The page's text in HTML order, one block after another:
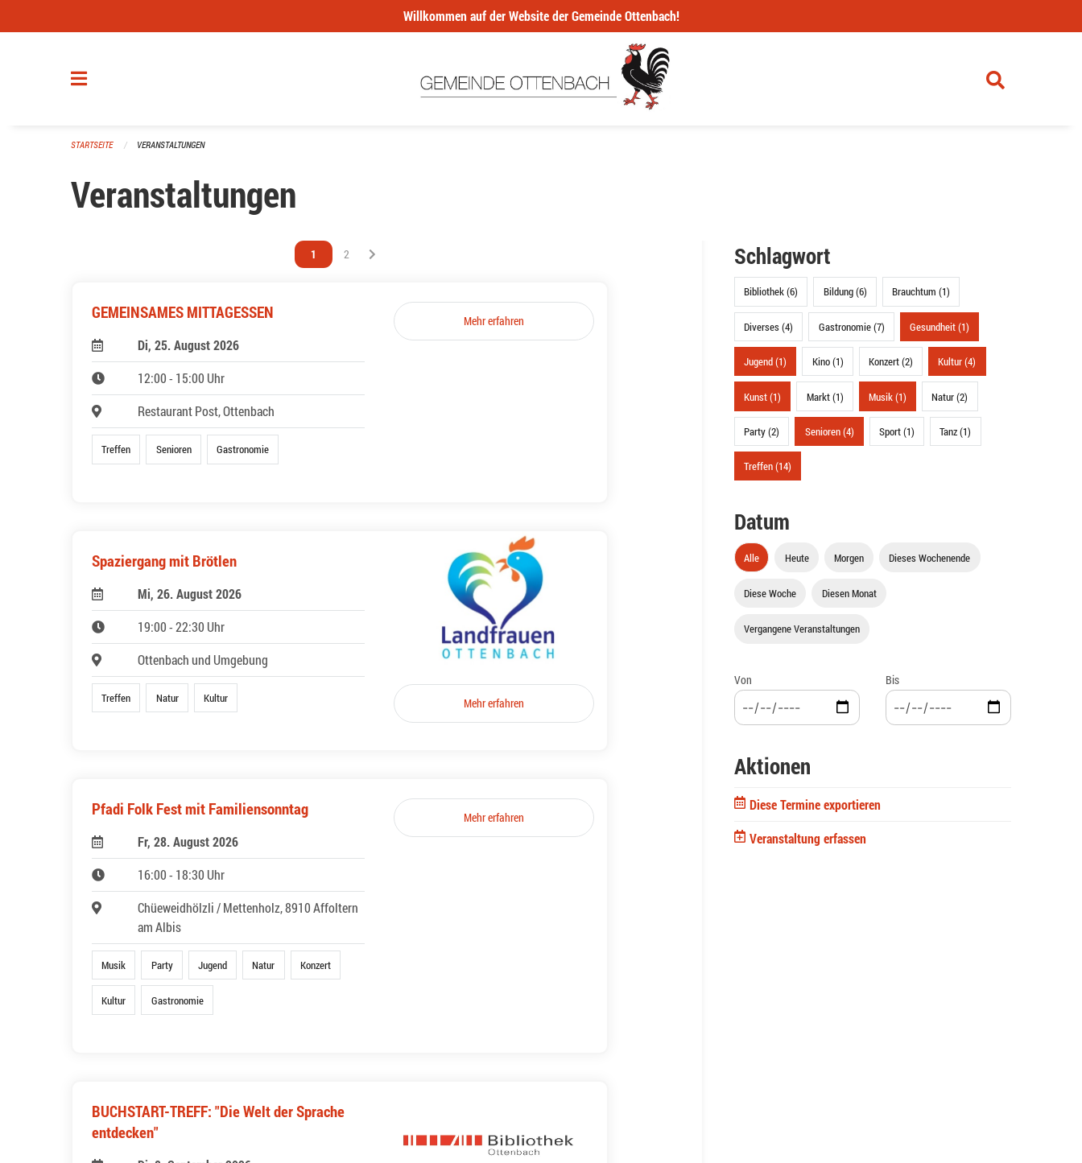
Willkommen auf der Website der Gemeinde Ottenbach!
STARTSEITE VERANSTALTUNGEN
Veranstaltungen
Vous êtes sur la page
1 Vous êtes sur la page
2
GEMEINSAMES MITTAGESSEN
Di, 25. August 2026
12:00 - 15:00 Uhr
Restaurant Post, Ottenbach
Treffen Senioren Gastronomie
Mehr erfahren
Spaziergang mit Brötlen
Mi, 26. August 2026
19:00 - 22:30 Uhr
Ottenbach und Umgebung
Treffen Natur Kultur Mehr erfahren
Pfadi Folk Fest mit Familiensonntag
Fr, 28. August 2026
16:00 - 18:30 Uhr
Chüeweidhölzli / Mettenholz, 8910 Affoltern
am Albis
Musik Party Jugend Natur Konzert
Kultur Gastronomie
Mehr erfahren
BUCHSTART-TREFF: "Die Welt der Sprache
entdecken"
Schlagwort
Bibliothek (6) Bildung (6) Brauchtum (1)
Diverses (4) Gastronomie (7) Gesundheit (1)
Jugend (1) Kino (1) Konzert (2) Kultur (4)
Kunst (1) Markt (1) Musik (1) Natur (2)
Party (2) Senioren (4) Sport (1) Tanz (1)
Treffen (14)
Datum
Alle Heute Morgen Dieses Wochenende
Diese Woche Diesen Monat
Vergangene Veranstaltungen
Von Bis
Aktionen
Diese Termine exportieren
Veranstaltung erfassen